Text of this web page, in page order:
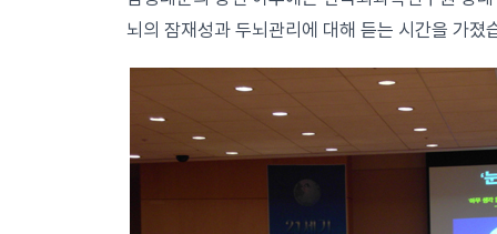
뇌의 잠재성과 두뇌관리에 대해 듣는 시간을 가졌